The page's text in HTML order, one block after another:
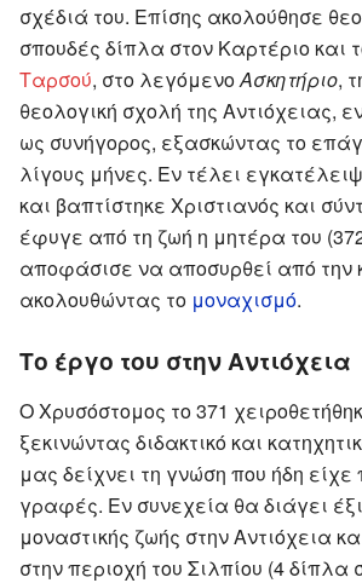
σχέδιά του. Επίσης ακολούθησε
σπουδές δίπλα στον Καρτέριο και
Ταρσού, στο λεγόμενοΑσκητήριο,
θεολογική σχολή της Αντιόχειας,
ως συνήγορος, εξασκώντας το
λίγους μήνες. Εν τέλει
και βαπτίστηκε Χριστιανός και
έφυγε από τη ζωή η μητέρα του
αποφάσισε να αποσυρθεί από την
ακολουθώντας το μοναχισμό.
Το έργο του στην Αντιόχεια
Ο Χρυσόστομος το 371
ξεκινώντας διδακτικό και
μας δείχνει τη γνώση που ήδη είχε
γραφές. Εν συνεχεία θα διάγει
μοναστικής ζωής στην Αντιόχεια
στην περιοχή του Σιλπίου (4 δίπλα